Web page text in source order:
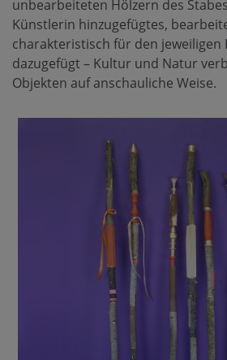
unbearbeiteten Hölzern des
Künstlerin hinzugefügtes,
charakteristisch für den jeweiligen
dazugefügt – Kultur und Natur
Objekten auf anschauliche Weise.